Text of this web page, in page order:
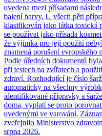
uvedena mezi přísadami
balení barvy. U všech pěti
klasifikován jako látka toxická
se používat jako přísada
že výjimka pro její použití
znamená porušení
Podle úředních dokumentů
při testech na zvířatech a
zdraví. Rozhodující je číslo
automaticky na všechny
identifikované přípravky a
doma, vyplatí se proto
uvedenými ve varování.
zveřejnilo Ministerstvo
srpna 2026.